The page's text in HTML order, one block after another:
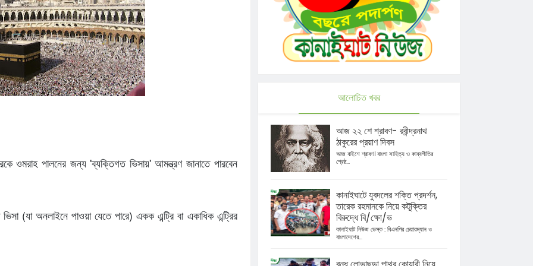
পালনে
আসছেন
সমাবেশ,
ওমরাহ পালনের জন্য 'ব্যক্তিগত ভিসায়' আমন্ত্রণ জানাতে পারবেন
(যা অনলাইনে পাওয়া যেতে পারে) একক এন্ট্রি বা একাধিক এন্ট্রির
আলোচিত খবর
আজ ২২ শে শ্রাবণ- রবীন্দ্রনাথ
ঠাকুরের প্রয়াণ দিবস
আজ বাইশে শ্রাবণ। বাংলা সাহিত্য ও কাব্যগীতির
শ্রেষ্ঠ...
কানাইঘাটে যুবদলের শক্তি প্রদর্শন,
তারেক রহমানকে নিয়ে কটূক্তির
বিরুদ্ধে বি/ক্ষো/ভ
কানাইঘাট নিউজ ডেস্ক : বিএনপির চেয়ারম্যান ও
বাংলাদেশের...